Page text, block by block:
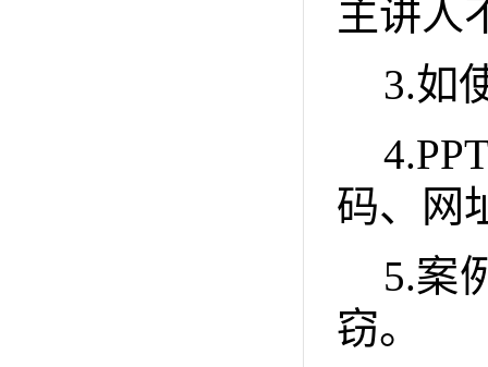
主讲人
3.如
码、网
5.案
窃。